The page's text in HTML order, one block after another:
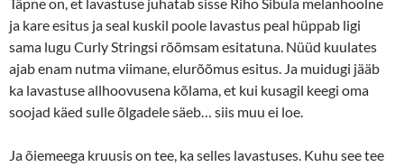
Täpne on, et lavastuse juhatab sisse Riho Sibula melanhoolne
ja kare esitus ja seal kuskil poole lavastus peal hüppab ligi
sama lugu Curly Stringsi rõõmsam esitatuna. Nüüd kuulates
ajab enam nutma viimane, elurõõmus esitus. Ja muidugi jääb
ka lavastuse allhoovusena kõlama, et kui kusagil keegi oma
soojad käed sulle õlgadele säeb… siis muu ei loe.
Ja õiemeega kruusis on tee, ka selles lavastuses. Kuhu see tee